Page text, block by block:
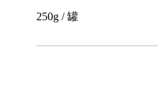
250g / 罐